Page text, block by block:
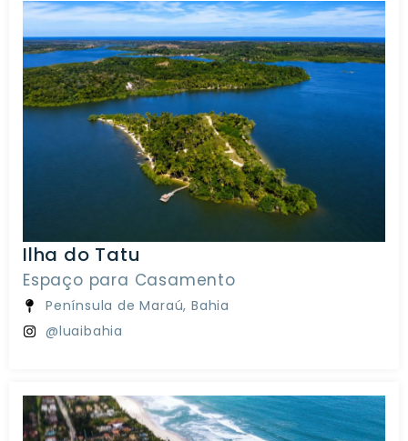
Ilha do Tatu
Espaço para Casamento
Península de Maraú, Bahia
@luaibahia